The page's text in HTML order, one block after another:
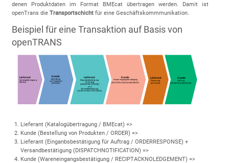
denen Produktdaten im Format BMEcat übertragen werden. Damit ist
openTrans die Transportschichtfür eine Geschäftskommmunikation.
Beispiel für eine Transaktion auf Basis von
openTRANS
Lieferant (Katalogübertragung / BMEcat) =>
Kunde (Bestellung von Produkten / ORDER) =>
Lieferant (Einganbsbestätigung für Auftrag / ORDERRESPONSE) +
Versandbestätigung (DISPATCHNOTIFICATION) =>
Kunde (Wareneingangsbestätigung / RECIPTACKNOLEDGEMENT) =>